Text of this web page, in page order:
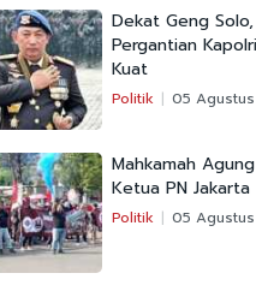
Dekat Geng
Pergantian
Kuat
Politik 05
Mahkamah
Ketua PN
Politik 05